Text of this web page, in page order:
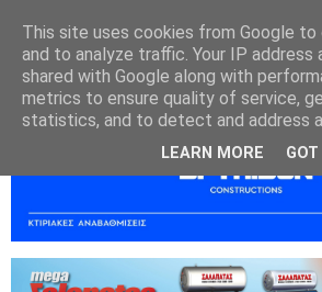
This site uses cookies from Google
and to analyze traffic. Your IP address
shared with Google along with
metrics to ensure quality of service,
statistics, and to detect and address
LEARN MORE